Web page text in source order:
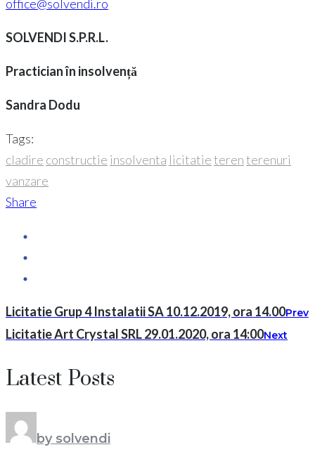
office@solvendi.ro
SOLVENDI S.P.R.L.
Practician în insolvență
Sandra Dodu
Tags:
cladire constructie insolventa licitatieterenterenuri
vanzare
Share
Licitatie Grup 4 Instalatii SA 10.12.2019, ora 14.00Prev
Licitatie Art Crystal SRL 29.01.2020, ora 14:00Next
Latest Posts
by solvendi